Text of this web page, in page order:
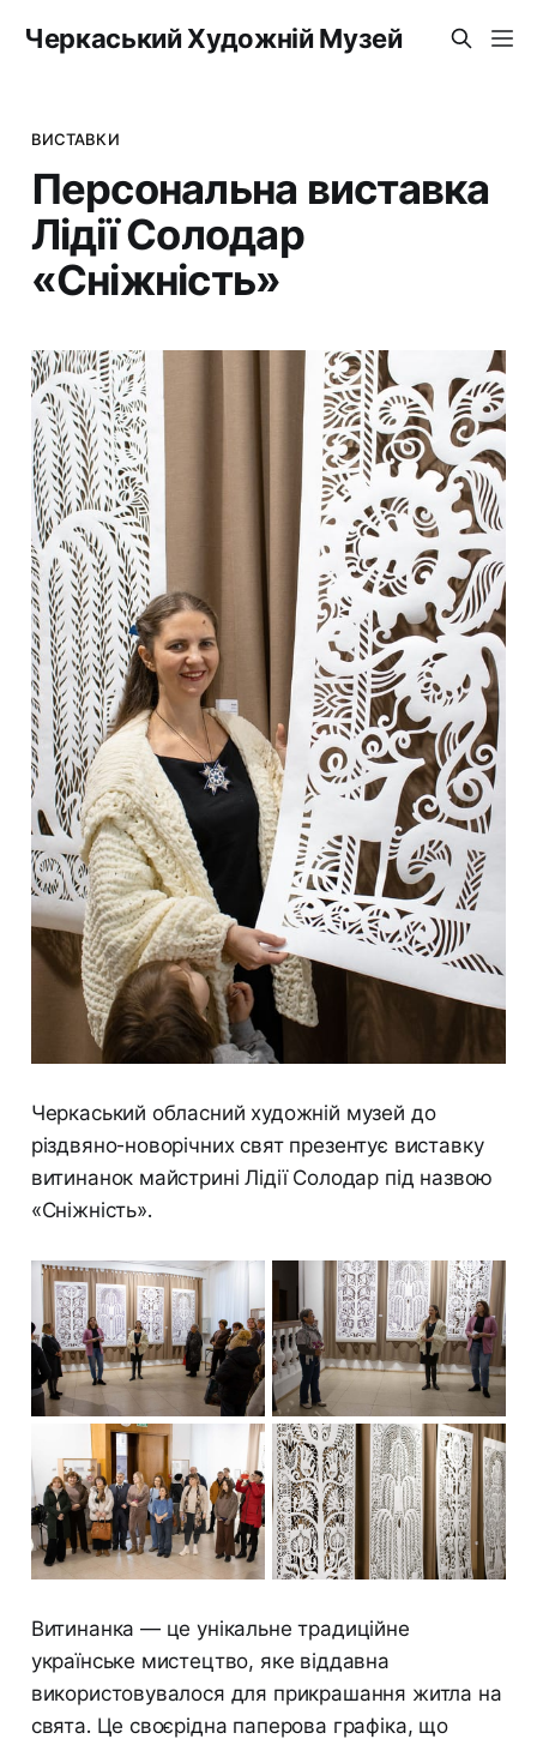
Черкаський Художній Музей
ВИСТАВКИ
Персональна виставка
Лідії Солодар
«Сніжність»
Черкаський обласний художній музей до
різдвяно-новорічних свят презентує виставку
витинанок майстрині Лідії Солодар під назвою
«Сніжність».
Витинанка — це унікальне традиційне
українське мистецтво, яке віддавна
використовувалося для прикрашання житла на
свята. Це своєрідна паперова графіка, що